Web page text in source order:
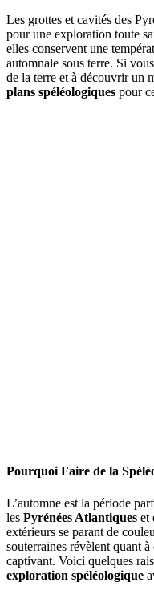
Les grottes et cavités des
pour une exploration toute
elles conservent une
automnale sous terre. Si
de la terre et à découvrir un
plans spéléologiques pour
Pourquoi Faire de la
L’automne est la période
les Pyrénées Atlantiques et
extérieurs se parant de
souterraines révèlent quant
captivant. Voici quelques
exploration spéléologique